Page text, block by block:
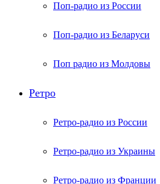
Поп-радио из России
Поп-радио из Беларуси
Поп радио из Молдовы
Ретро
Ретро-радио из России
Ретро-радио из Украины
Ретро-радио из Франции